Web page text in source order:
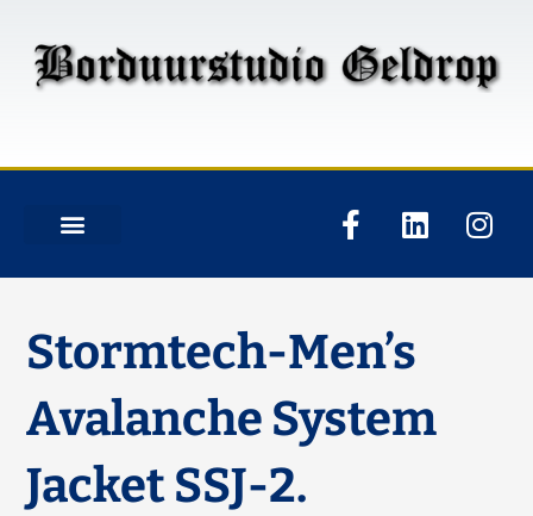
Stormtech-Men’s
Avalanche System
Jacket SSJ-2.